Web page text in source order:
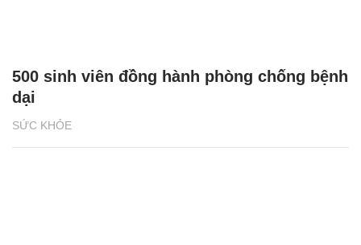
SỨC KHỎE
500 sinh viên đồng hành phòng chống bệnh
dại